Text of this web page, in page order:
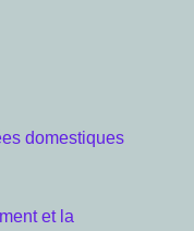
domestiques
et la